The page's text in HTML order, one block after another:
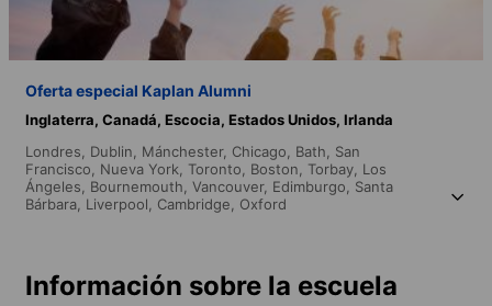
Oferta especial Kaplan Alumni
Inglaterra, Canadá, Escocia, Estados Unidos, Irlanda
Londres, Dublin, Mánchester, Chicago, Bath, San
Francisco, Nueva York, Toronto, Boston, Torbay, Los
Ángeles, Bournemouth, Vancouver, Edimburgo, Santa
Bárbara, Liverpool, Cambridge, Oxford
Información sobre la escuela